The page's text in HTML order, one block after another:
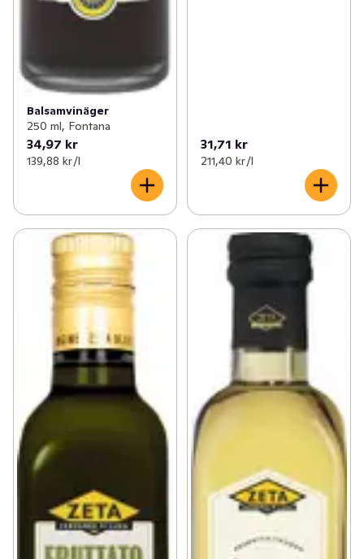
Balsamvinäger
250 ml, Fontana
34,97 kr
139,88 kr /l
31,71 kr
211,40 kr /l